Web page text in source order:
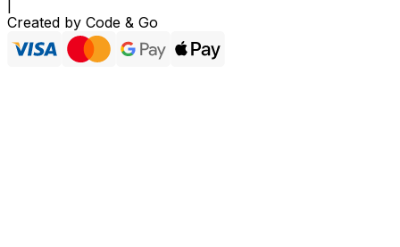
Created by Code & Go